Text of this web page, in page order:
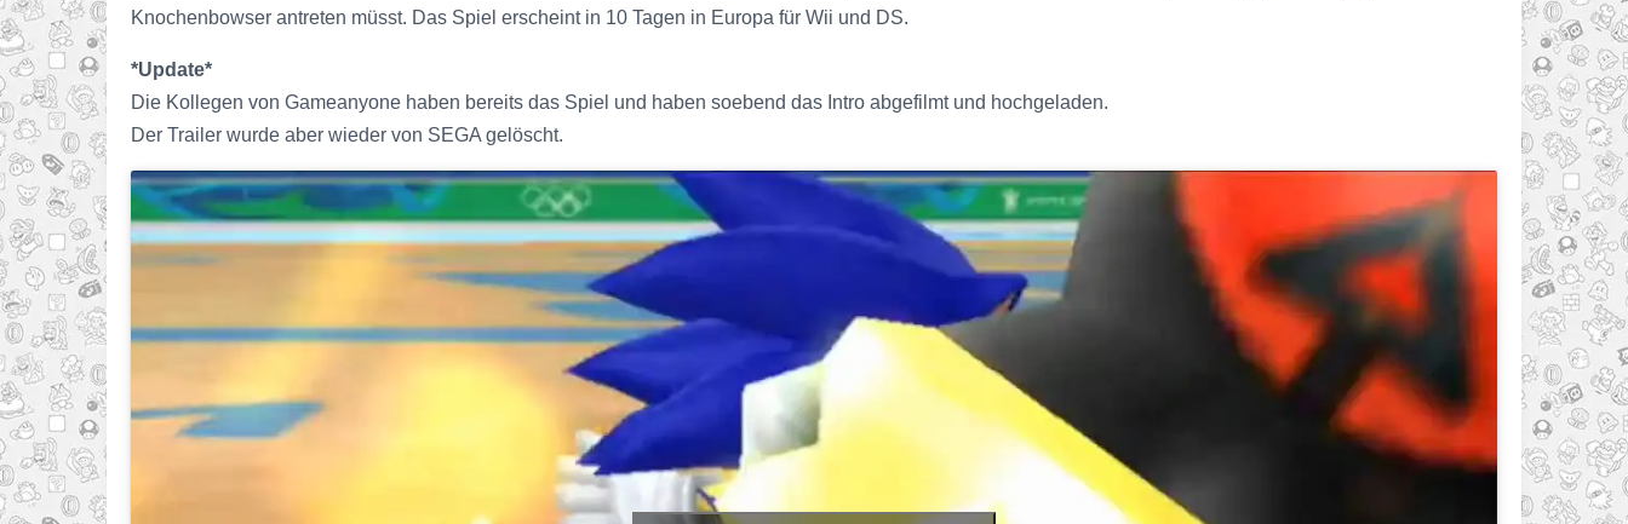
Knochenbowser antreten müsst. Das Spiel erscheint in 10 Tagen in Europa für Wii und DS.
*Update*
Die Kollegen von Gameanyone haben bereits das Spiel und haben soebend das Intro abgefilmt und hochgeladen.
Der Trailer wurde aber wieder von SEGA gelöscht.